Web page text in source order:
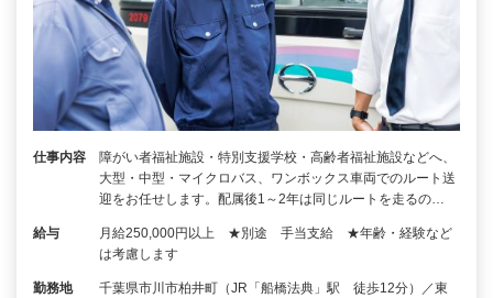
仕事内容
障がい者福祉施設・特別支援学校・高齢者福祉施設などへ、
大型・中型・マイクロバス、ワンボックス車両でのルート送
迎をお任せします。配属後1～2年は同じルートを走るの…
給与
月給250,000円以上 ★別途 手当支給 ★年齢・経験など
は考慮します
勤務地
千葉県市川市柏井町（JR「船橋法典」駅 徒歩12分）／東